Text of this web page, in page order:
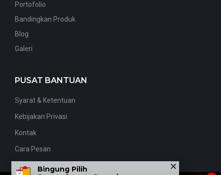
Portofolio
Bandingkan Produk
Blog
Galeri
PUSAT BANTUAN
Syarat & Ketentuan
Kebijakan Privasi
Kontak
Cara Pesan
Bingung Pilih